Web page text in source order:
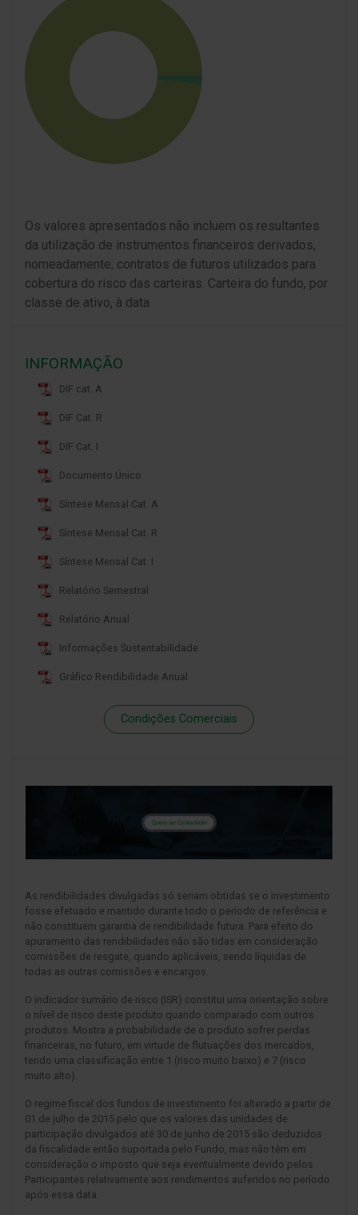
Os valores apresentados não incluem os resultantes
da utilização de instrumentos financeiros derivados,
nomeadamente, contratos de futuros utilizados para
cobertura do risco das carteiras. Carteira do fundo, por
classe de ativo, à data
INFORMAÇÃO
DIF cat. A
DIF Cat. R
DIF Cat. I
Documento Único
Síntese Mensal Cat. A
Síntese Mensal Cat. R
Síntese Mensal Cat. I
Relatório Semestral
Relatório Anual
Informações Sustentabilidade
Gráfico Rendibilidade Anual
Condições Comerciais
As rendibilidades divulgadas só seriam obtidas se o investimento
fosse efetuado e mantido durante todo o período de referência e
não constituem garantia de rendibilidade futura. Para efeito do
apuramento das rendibilidades não são tidas em consideração
comissões de resgate, quando aplicáveis, sendo líquidas de
todas as outras comissões e encargos.
O indicador sumário de risco (ISR) constitui uma orientação sobre
o nível de risco deste produto quando comparado com outros
produtos. Mostra a probabilidade de o produto sofrer perdas
financeiras, no futuro, em virtude de flutuações dos mercados,
tendo uma classificação entre 1 (risco muito baixo) e 7 (risco
muito alto).
O regime fiscal dos fundos de investimento foi alterado a partir de
01 de julho de 2015 pelo que os valores das unidades de
participação divulgados até 30 de junho de 2015 são deduzidos
da fiscalidade então suportada pelo Fundo, mas não têm em
consideração o imposto que seja eventualmente devido pelos
Participantes relativamente aos rendimentos auferidos no período
após essa data.